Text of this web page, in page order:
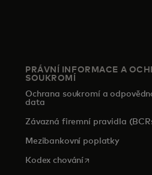
PRÁVNÍ INFORMACE A
SOUKROMÍ
Ochrana soukromí a
data
Závazná firemní pravidla
Mezibankovní poplatky
Kodex chováníopens in a new